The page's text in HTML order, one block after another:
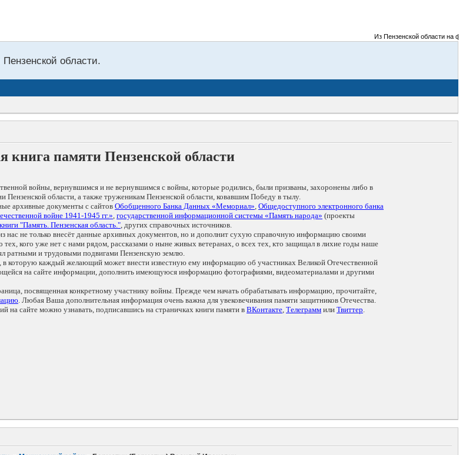
Из Пензенской области на
области.
книга памяти Пензенской области
войны, вернувшимся и не вернувшимся с войны, которые родились, были призваны, захоронены либо в
Пензенской области, а также труженикам Пензенской области, ковавшим Победу в тылу.
архивные документы с сайтов Обобщенного Банка Данных «Мемориал», Общедоступного электронного банка
войне 1941-1945 гг.», государственной информационной системы «Память народа» (проекты
книги "Память. Пензенская область.", других справочных источников.
нас не только внесёт данные архивных документов, но и дополнит сухую справочную информацию своими
кого уже нет с нами рядом, рассказами о ныне живых ветеранах, о всех тех, кто защищал в лихие годы наше
ратными и трудовыми подвигами Пензенскую землю.
в которую каждый желающий может внести известную ему информацию об участниках Великой Отечественной
на сайте информации, дополнить имеющуюся информацию фотографиями, видеоматериалами и другими
посвященная конкретному участнику войны. Прежде чем начать обрабатывать информацию, прочитайте,
. Любая Ваша дополнительная информация очень важна для увековечивания памяти защитников Отечества.
сайте можно узнавать, подписавшись на страничках книги памяти в ВКонтакте, Телеграмм или Твиттер.